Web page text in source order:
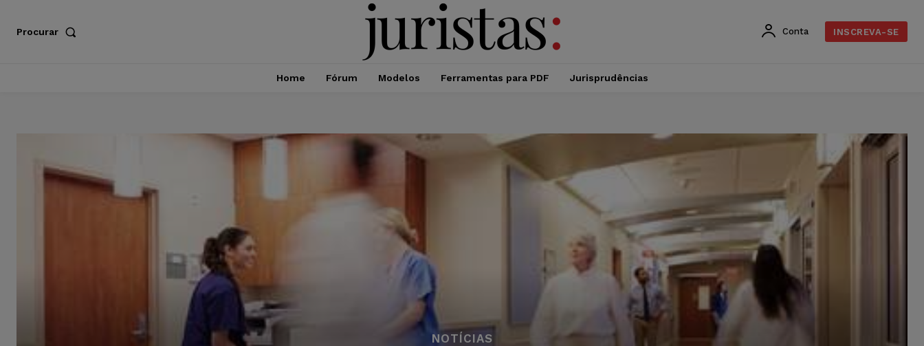
Procurar Conta INSCREVA-SE
Home Fórum Modelos Ferramentas para PDF Jurisprudências
NOTÍCIAS